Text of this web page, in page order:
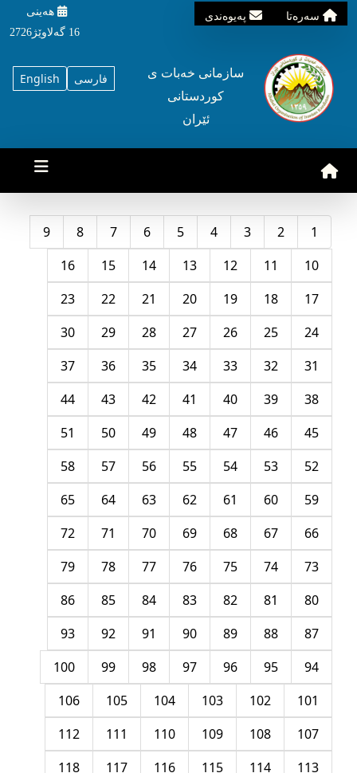
سه‌ره‌تا په‌یوه‌ندی
هه‌ینی
16 گه‌لاوێژ2726
English فارسی
سازمانی خه‌بات ی
کوردستانی
ئێران
1
2
3
4
5
6
7
8
9
10
11
12
13
14
15
16
17
18
19
20
21
22
23
24
25
26
27
28
29
30
31
32
33
34
35
36
37
38
39
40
41
42
43
44
45
46
47
48
49
50
51
52
53
54
55
56
57
58
59
60
61
62
63
64
65
66
67
68
69
70
71
72
73
74
75
76
77
78
79
80
81
82
83
84
85
86
87
88
89
90
91
92
93
94
95
96
97
98
99
100
101
102
103
104
105
106
107
108
109
110
111
112
113
114
115
116
117
118